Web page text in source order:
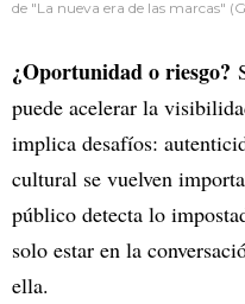
de "La nueva era de las marcas"
¿Oportunidad o riesgo?
puede acelerar la
implica desafíos:
cultural se vuelven
público detecta lo
solo estar en la
ella.